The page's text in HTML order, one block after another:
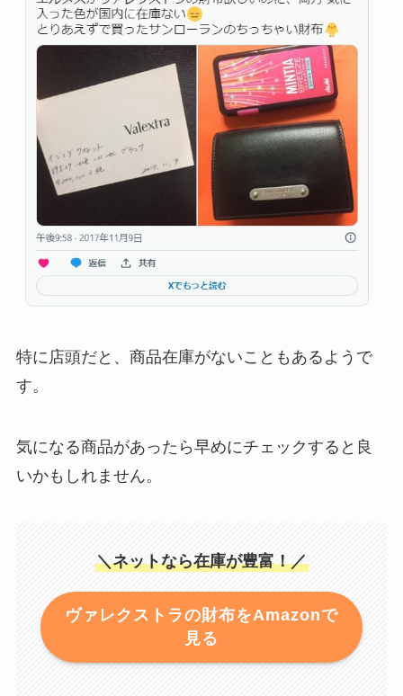
特に店頭だと、商品在庫がないこともあるようで
す。
気になる商品があったら早めにチェックすると良
いかもしれません。
＼ネットなら在庫が豊富！／
ヴァレクストラの財布をAmazonで
見る